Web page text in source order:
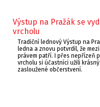
Výstup na Pražák se
vrcholu
Tradiční lednový Výstup na
ledna a znovu potvrdil, že
právem patří. I přes nepřízeň
vrcholu si účastníci užili
zasloužené občerstvení.